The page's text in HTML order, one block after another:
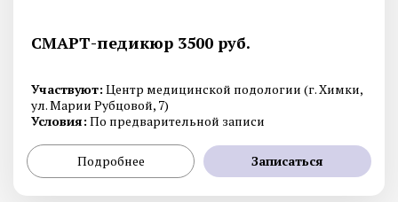
СМАРТ-педикюр 3500 руб.
Участвуют: Центр медицинской подологии (г. Химки,
ул. Марии Рубцовой, 7)
Условия: По предварительной записи
Подробнее Записаться